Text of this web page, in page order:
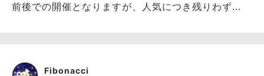
前後での開催となりますが、人気につき残りわず...
Fibonacci